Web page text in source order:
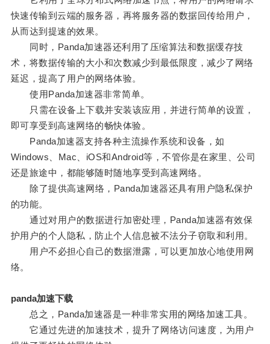
快速传输到云端的服务器，再将服务器的数据回传给用户，
从而达到提速的效果。
同时，Panda加速器还利用了压缩算法和数据缓存技
术，将数据传输的大小和次数减少到最低限度，减少了网络
延迟，提高了用户的网络体验。
使用Panda加速器非常简单。
只需在设备上下载并安装该应用，并进行简单的设置，
即可享受到高速网络的畅快体验。
Panda加速器支持各种主流操作系统和设备，如
Windows、Mac、iOS和Android等，不管你是在家里、公司
还是旅途中，都能够随时随地享受到高速网络。
除了提供高速网络，Panda加速器还具有用户隐私保护
的功能。
通过对用户的数据进行加密处理，Panda加速器有效保
护用户的个人隐私，防止个人信息被不法分子窃取和利用。
用户不必担心自己的数据泄露，可以更加放心地使用网
络。
panda加速下载
总之，Panda加速器是一种非常实用的网络加速工具。
它通过先进的加速技术，提升了网络访问速度，为用户